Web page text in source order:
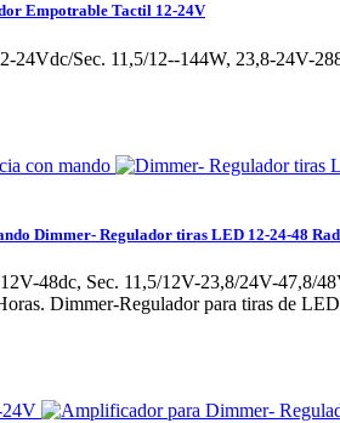
Empotrable Tactil 12-24V
24Vdc/Sec. 11,5/12--144W, 23,8-24V-
Dimmer- Regulador tiras LED 12-24-48
48dc, Sec. 11,5/12V-23,8/24V-47,8/
Dimmer-Regulador para tiras de